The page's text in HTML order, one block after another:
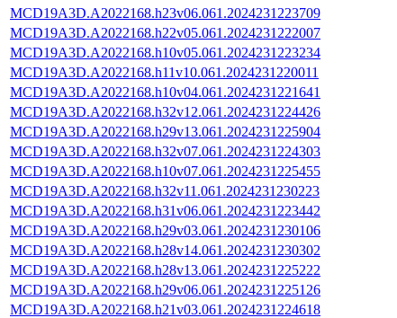
MCD19A3D.A2022168.h23v06.061.2024231223709
MCD19A3D.A2022168.h22v05.061.2024231222007
MCD19A3D.A2022168.h10v05.061.2024231223234
MCD19A3D.A2022168.h11v10.061.2024231220011
MCD19A3D.A2022168.h10v04.061.2024231221641
MCD19A3D.A2022168.h32v12.061.2024231224426
MCD19A3D.A2022168.h29v13.061.2024231225904
MCD19A3D.A2022168.h32v07.061.2024231224303
MCD19A3D.A2022168.h10v07.061.2024231225455
MCD19A3D.A2022168.h32v11.061.2024231230223
MCD19A3D.A2022168.h31v06.061.2024231223442
MCD19A3D.A2022168.h29v03.061.2024231230106
MCD19A3D.A2022168.h28v14.061.2024231230302
MCD19A3D.A2022168.h28v13.061.2024231225222
MCD19A3D.A2022168.h29v06.061.2024231225126
MCD19A3D.A2022168.h21v03.061.2024231224618